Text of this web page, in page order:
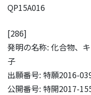
QP15A016
[286]
発明の名称: 化合物、
子
出願番号: 特願2016-
公開番号: 特開2017-